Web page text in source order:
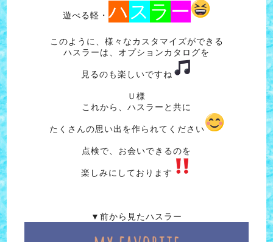
遊べる軽・ ハス ラ ー
このように、様々なカスタマイズができる
ハスラーは、オプションカタログを
見るのも楽しいですね
Ｕ様
これから、ハスラーと共に
たくさんの思い出を作られてください
点検で、お会いできるのを
楽しみにしております
▼前から見たハスラー